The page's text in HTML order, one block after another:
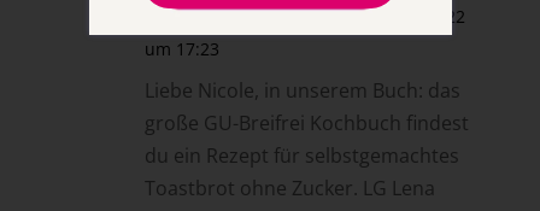
Lena von breifreibaby am 1. Juli 2022
um 17:23
Liebe Nicole, in unserem Buch: das
große GU-Breifrei Kochbuch findest
du ein Rezept für selbstgemachtes
Toastbrot ohne Zucker. LG Lena